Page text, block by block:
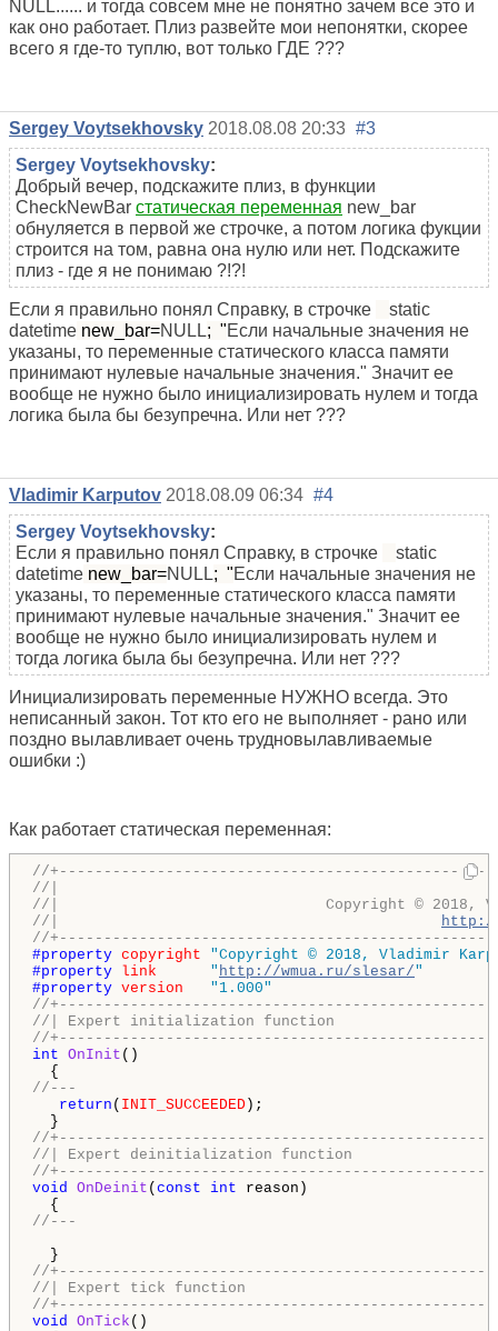
NULL...... и тогда совсем мне не понятно зачем все это и
как оно работает. Плиз развейте мои непонятки, скорее
всего я где-то туплю, вот только ГДЕ ???
Sergey Voytsekhovsky 2018.08.08 20:33 #3
Sergey Voytsekhovsky:
Добрый вечер, подскажите плиз, в функции
CheckNewBar статическая переменная new_bar
обнуляется в первой же строчке, а потом логика фукции
строится на том, равна она нулю или нет. Подскажите
плиз - где я не понимаю ?!?!
Если я правильно понял Справку, в строчке
static
datetime new_bar=NULL; "Если начальные значения не
указаны, то переменные статического класса памяти
принимают нулевые начальные значения." Значит ее
вообще не нужно было инициализировать нулем и тогда
логика была бы безупречна. Или нет ???
Vladimir Karputov 2018.08.09 06:34 #4
Sergey Voytsekhovsky:
Если я правильно понял Справку, в строчке
static
datetime new_bar=NULL; "Если начальные значения не
указаны, то переменные статического класса памяти
принимают нулевые начальные значения." Значит ее
вообще не нужно было инициализировать нулем и
тогда логика была бы безупречна. Или нет ???
Инициализировать переменные НУЖНО всегда. Это
неписанный закон. Тот кто его не выполняет - рано или
поздно вылавливает очень трудновылавливаемые
ошибки :)
Как работает статическая переменная:
//
//|
//|                              Copyright ©
//|
http://
//
#property copyright
"Copyright © 2018, Vladimir
#property link " http://wmua.ru/slesar/"
#property version
"1.000"
//
//| Expert initialization function
//
int OnInit ()
//---
return ( INIT_SUCCEEDED );
//
//| Expert deinitialization function
//
void
OnDeinit ( const int reason)
//---
//
//| Expert tick function
//
void
OnTick ()